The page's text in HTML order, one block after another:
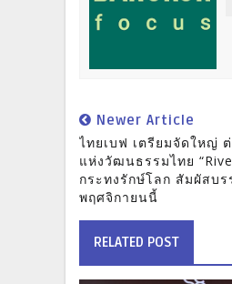
Newer Article
ไทยเบฟ เตรียมจัดใหญ่
แห่งวัฒนธรรมไทย
กระทงรักษ์โลก สัมผัสบ
พฤศจิกายนนี้
RELATED POST